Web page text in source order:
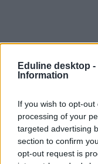
Eduline desktop -
Information
If you wish to opt-
processing of your
targeted advertising
section to confirm
opt-out request is